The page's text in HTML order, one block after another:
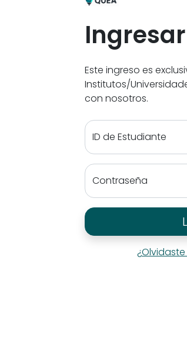
Ingresar
Este ingreso es
Institutos/
con nosotros.
ID de Estudiante
Contraseña